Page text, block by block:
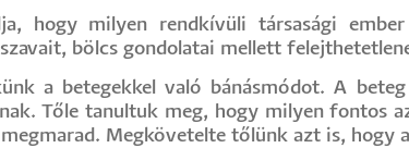
hogy milyen rendkívüli társasági
bölcs gondolatai mellett
a betegekkel való bánásmódot. A
Tőle tanultuk meg, hogy milyen
Megkövetelte tőlünk azt is,